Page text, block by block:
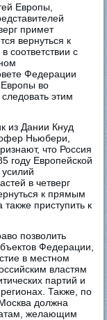
Европы,
примет
вернуться к
соответствии с
Федерации
во
этим
из Дании Кнуд
Ньюбери,
что Россия
году Европейской
в четверг
к прямым
приступить к
позволить
Федерации,
в местном
властям
партий и
Также, по
должна
желающим